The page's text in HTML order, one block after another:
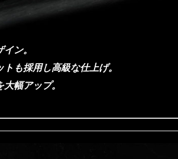
ン。
も採用し高級な仕上げ。
幅アップ。